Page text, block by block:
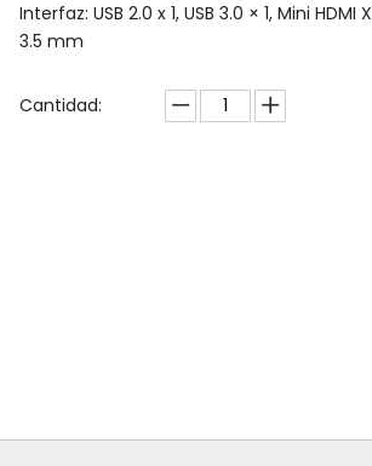
Interfaz: USB 2.0 x 1, USB 3.0 × 1, Mini
3.5 mm
Cantidad: